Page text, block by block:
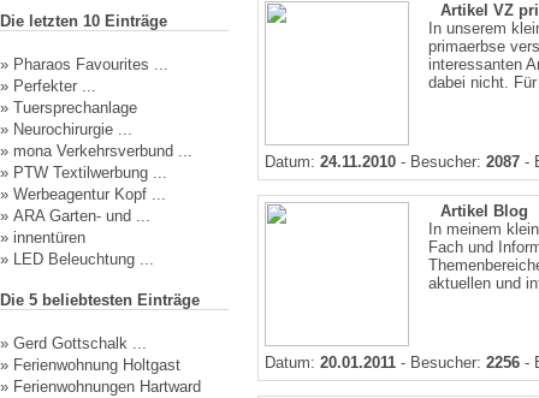
Die letzten 10 Einträge
» Pharaos Favourites ...
» Perfekter ...
» Tuersprechanlage
» Neurochirurgie ...
» mona Verkehrsverbund ...
» PTW Textilwerbung ...
» Werbeagentur Kopf ...
» ARA Garten- und ...
» innentüren
» LED Beleuchtung ...
Die 5 beliebtesten Einträge
» Gerd Gottschalk ...
» Ferienwohnung Holtgast
» Ferienwohnungen Hartward
Artikel VZ
In unserem
primaerbse
interessanten
dabei nicht.
Datum: 24.11.2010 - Besucher: 2087 -
Artikel Blog
In meinem
Fach und
aktuellen und
Datum: 20.01.2011 - Besucher: 2256 -